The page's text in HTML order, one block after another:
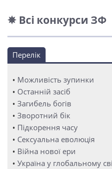
✵ Всі конкурси ЗФ
Перелік
• Можливість зупинки
• Останній засіб
• Загибель богів
• Зворотний бік
• Підкорення часу
• Сексуальна еволюція
• Війна нової ери
• Україна у глобальному